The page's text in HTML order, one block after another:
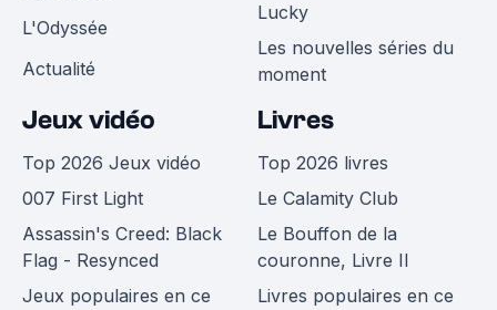
L'Odyssée
Actualité
Lucky
Les nouvelles séries du
moment
Jeux vidéo
Top 2026 Jeux vidéo
007 First Light
Assassin's Creed: Black
Flag - Resynced
Jeux populaires en ce
Livres
Top 2026 livres
Le Calamity Club
Le Bouffon de la
couronne, Livre II
Livres populaires en ce